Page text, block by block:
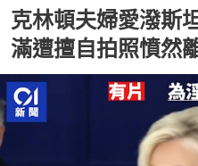
克林頓夫婦愛潑
滿遭擅自拍照憤然